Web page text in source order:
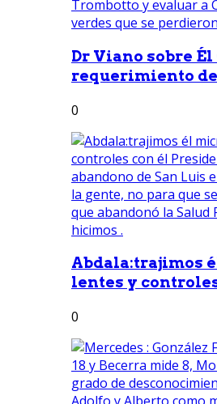
Dr Viano sobre Él
requerimiento
0
Abdala:trajimos
lentes y
0